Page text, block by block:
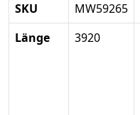
SKU MW59265
Länge
3920